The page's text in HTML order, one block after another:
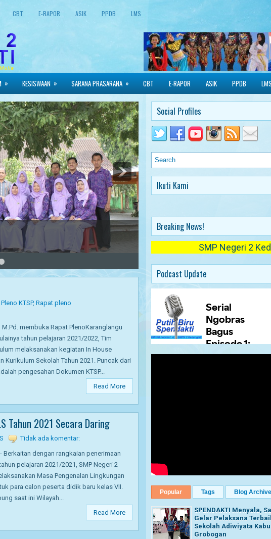
CBT E-RAPOR ASIK PPDB LMS
» KESISWAAN » SARANA PRASARANA » CBT E-RAPOR ASIK PPDB LMS
Pleno KTSP, Rapat pleno
M.Pd. membuka Rapat PlenoKaranglangu
tahun pelajaran 2021/2022, Tim
melaksanakan kegiatan In House
Kurikulum Sekolah Tahun 2021. Puncak dari
pengesahan Dokumen KTSP...
Read More
Tahun 2021 Secara Daring
Tidak ada komentar:
Berkaitan dengan rangkaian penerimaan
pelajaran 2021/2021, SMP Negeri 2
Masa Pengenalan Lingkungan
para calon peserta didik baru kelas VII.
saat ini Wilayah...
Read More
Social Profiles
Ikuti Kami
Breaking News!
SMP Negeri 2
Podcast Update
Popular Tags Blog
SPENDAKTI Menyala,
Gelar Pelaksana
Sekolah Adiwiyata
Grobogan